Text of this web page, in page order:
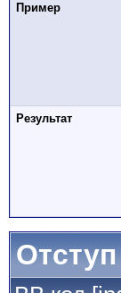
Пример
Результат
Отступ